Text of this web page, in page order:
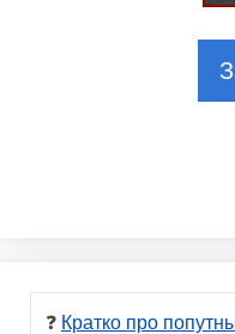
❓ Кратко про